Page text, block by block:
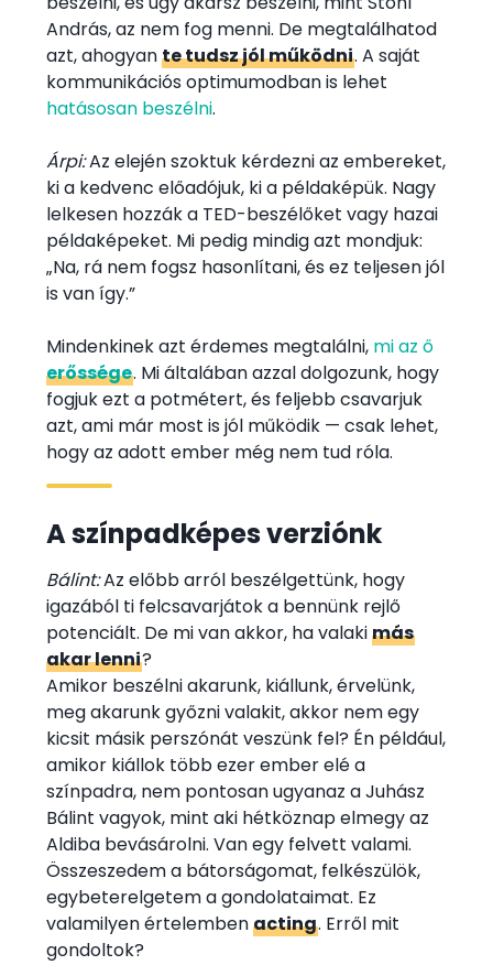
András, az nem fog menni. De megtalálhatod
azt, ahogyante tudsz jól működni. A saját
kommunikációs optimumodban is lehet
hatásosan beszélni.
Árpi:Az elején szoktuk kérdezni az embereket,
ki a kedvenc előadójuk, ki a példaképük. Nagy
lelkesen hozzák a TED-beszélőket vagy hazai
példaképeket. Mi pedig mindig azt mondjuk:
„Na, rá nem fogsz hasonlítani, és ez teljesen jól
is van így.”
Mindenkinek azt érdemes megtalálni, mi az ő
erőssége. Mi általában azzal dolgozunk, hogy
fogjuk ezt a potmétert, és feljebb csavarjuk
azt, ami már most is jól működik — csak lehet,
hogy az adott ember még nem tud róla.
A színpadképes verziónk
Bálint:Az előbb arról beszélgettünk, hogy
igazából ti felcsavarjátok a bennünk rejlő
potenciált. De mi van akkor, ha valakimás
akar lenni?
Amikor beszélni akarunk, kiállunk, érvelünk,
meg akarunk győzni valakit, akkor nem egy
kicsit másik perszónát veszünk fel? Én például,
amikor kiállok több ezer ember elé a
színpadra, nem pontosan ugyanaz a Juhász
Bálint vagyok, mint aki hétköznap elmegy az
Aldiba bevásárolni. Van egy felvett valami.
Összeszedem a bátorságomat, felkészülök,
egybeterelgetem a gondolataimat. Ez
valamilyen értelembenacting. Erről mit
gondoltok?